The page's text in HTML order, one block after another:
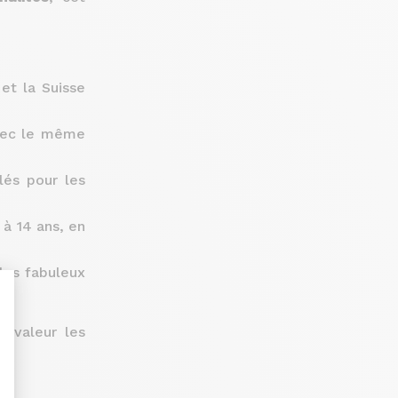
Your Options
la Suisse
le même
pour les
14 ans, en
fabuleux
valeur les